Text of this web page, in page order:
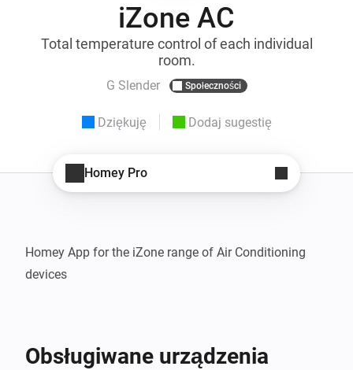
iZone AC
Total temperature control of each individual
room.
G Slender Społeczności
Dziękuję Dodaj sugestię
Homey Pro
Homey App for the iZone range of Air Conditioning
devices
Obsługiwane urządzenia